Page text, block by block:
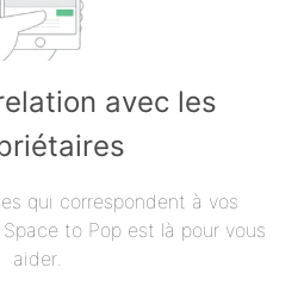
avec les
qui correspondent à vos
to Pop est là pour vous
aider.